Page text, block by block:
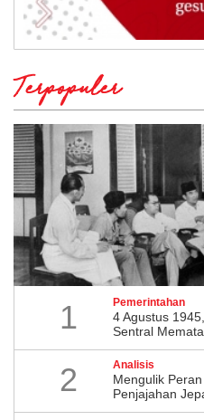
Terpopuler
1 Pemerintahan
4 Agustus
Sentral
2 Analisis
Mengulik
Penjajahan